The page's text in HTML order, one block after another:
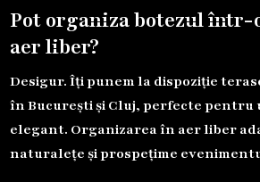
Pot organiza botezul într-
aer liber?
Desigur. Îți punem la dispoziție
în București și Cluj, perfecte pentru
elegant. Organizarea în aer liber
naturalețe și prospețime